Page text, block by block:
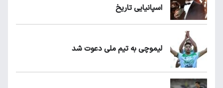
اسپانیایی تاریخ
لیموچی به تیم ملی دعوت شد